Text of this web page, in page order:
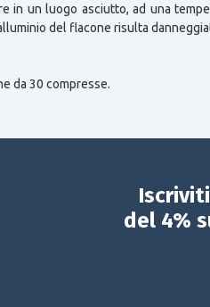
in un luogo asciutto, ad una
del flacone risulta
da 30 compresse.
del 4%